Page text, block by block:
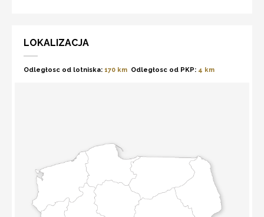
LOKALIZACJA
Odległosc od lotniska: 170 km Odległosc od PKP: 4 km